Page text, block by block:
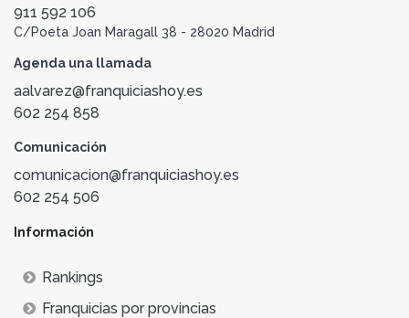
911 592 106
C/Poeta Joan Maragall 38 - 28020 Madrid
Agenda una llamada
aalvarez@franquiciashoy.es
602 254 858
Comunicación
comunicacion@franquiciashoy.es
602 254 506
Información
Rankings
Franquicias por provincias